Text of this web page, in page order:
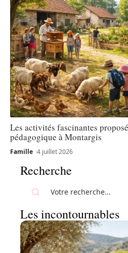
Les activités fascinantes
pédagogique à Montargis
Famille 4 juillet 2026
Recherche
Les incontournables